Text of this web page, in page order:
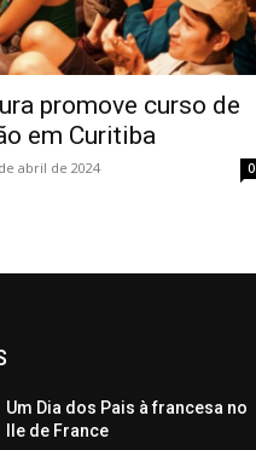
promove curso de
em Curitiba
abril de 2024 0
Um Dia dos Pais à francesa no
Ile de France